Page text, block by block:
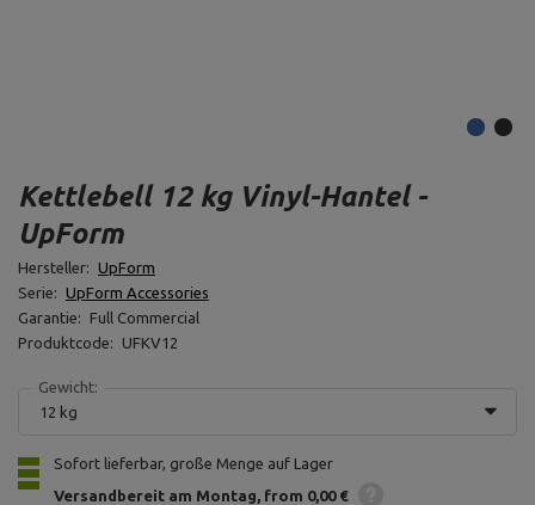
Kettlebell 12 kg Vinyl-Hantel -
UpForm
Hersteller: UpForm
Serie: UpForm Accessories
Garantie:
Full Commercial
Produktcode:
UFKV12
Gewicht:
12 kg
Sofort lieferbar, große Menge auf Lager
Versandbereit am Montag from 0,00 €